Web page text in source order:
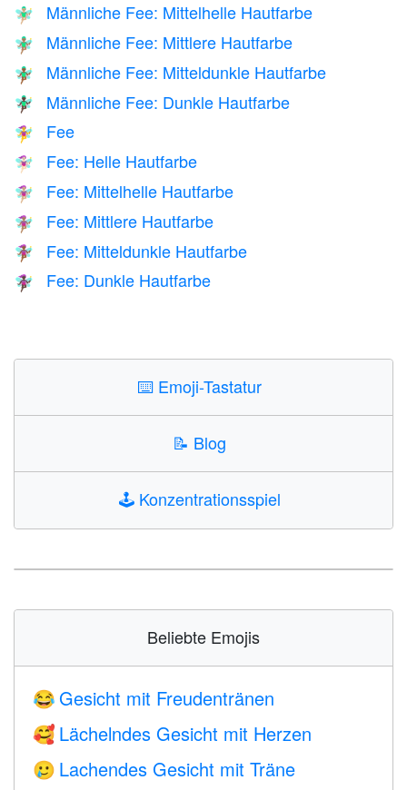
🧚🏼‍♂️ Männliche Fee: Mittelhelle Hautfarbe
🧚🏽‍♂️ Männliche Fee: Mittlere Hautfarbe
🧚🏾‍♂️ Männliche Fee: Mitteldunkle Hautfarbe
🧚🏿‍♂️ Männliche Fee: Dunkle Hautfarbe
🧚‍♀️ Fee
🧚🏻‍♀️ Fee: Helle Hautfarbe
🧚🏼‍♀️ Fee: Mittelhelle Hautfarbe
🧚🏽‍♀️ Fee: Mittlere Hautfarbe
🧚🏾‍♀️ Fee: Mitteldunkle Hautfarbe
🧚🏿‍♀️ Fee: Dunkle Hautfarbe
⌨️ Emoji-Tastatur
📝 Blog
🕹️ Konzentrationsspiel
Beliebte Emojis
😂 Gesicht mit Freudentränen
🥰 Lächelndes Gesicht mit Herzen
🥲 Lachendes Gesicht mit Träne